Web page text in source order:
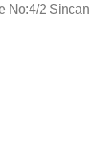
No:4/2 Sincan